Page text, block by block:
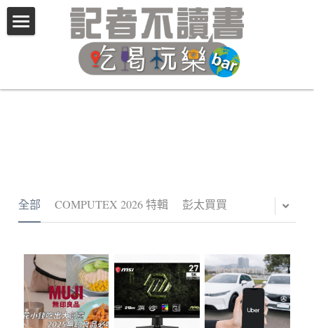
The NEWS 不辣蛤
記者不讀書 嚴選好物
YouTube
搜索
全部 COMPUTEX 2026 特輯 彭太買買
商品分類
所有商品分類